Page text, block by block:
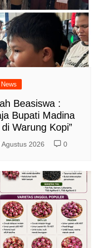
News
Beasiswa :
Bupati Madina
Warung Kopi”
Agustus 2026 0